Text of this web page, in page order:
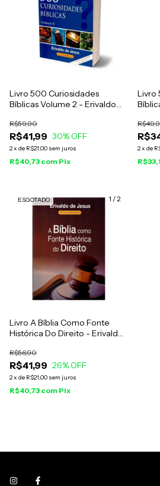
Livro 500 Curiosidades
Bíblicas Volume 2 - Erivaldo
R$41,99
R$59,90
30% OFF
2x de R$21,00 sem juros
R$40,73 com Pix
Livro
2x de
1 /2
ESGOTADO
Livro A Bíblia Como Fonte
Histórica Do Direito - Erivaldo
R$41,99
R$56,90
26% OFF
2x de R$21,00 sem juros
R$40,73 com Pix